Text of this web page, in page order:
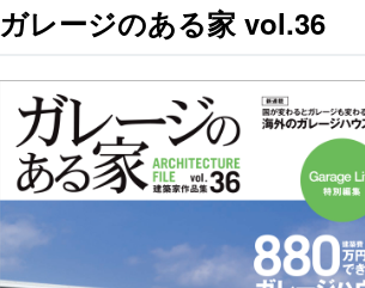
ガレージのある家 vol.36